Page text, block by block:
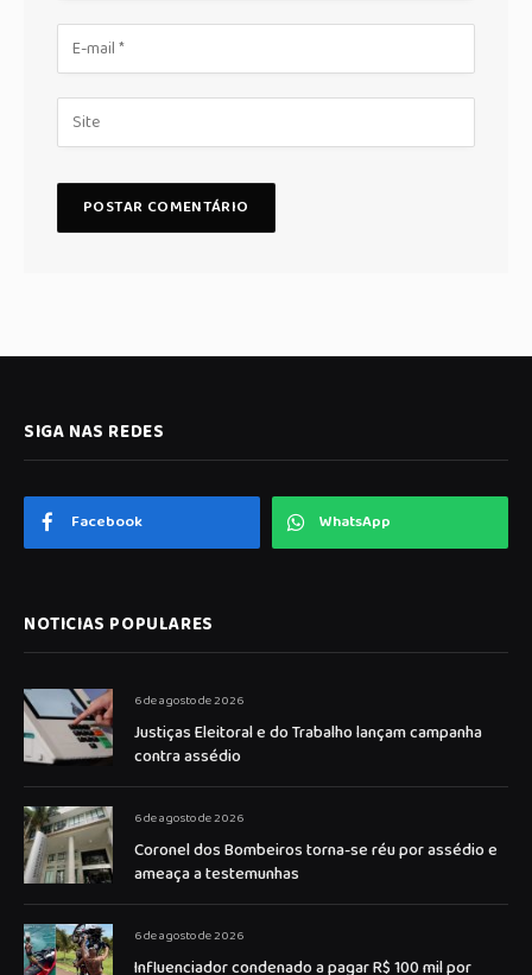
SIGA NAS REDES
Facebook WhatsApp
NOTICIAS POPULARES
6 de agosto de 2026
Justiças Eleitoral e do Trabalho lançam campanha
contra assédio
6 de agosto de 2026
Coronel dos Bombeiros torna-se réu por assédio e
ameaça a testemunhas
6 de agosto de 2026
Influenciador condenado a pagar R$ 100 mil por